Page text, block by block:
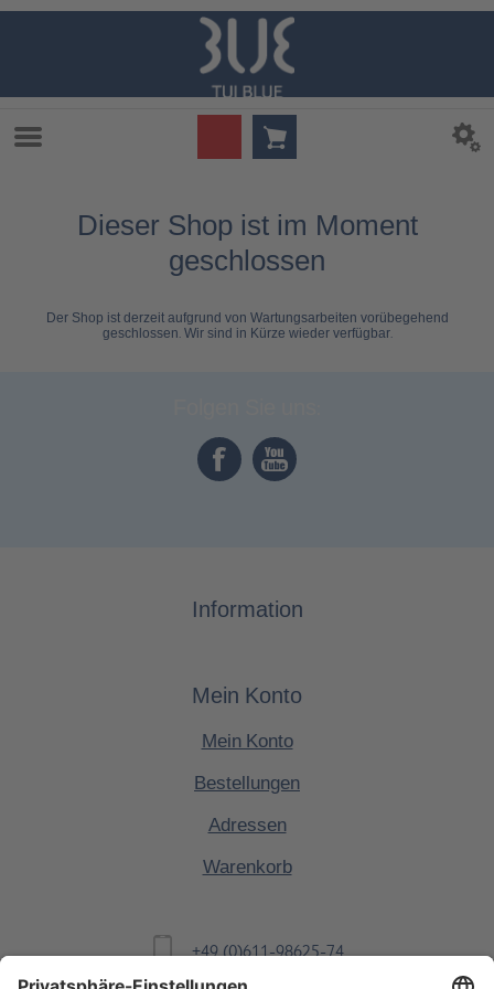
Dieser Shop ist im Moment
geschlossen
Der Shop ist derzeit aufgrund von Wartungsarbeiten vorübegehend
geschlossen. Wir sind in Kürze wieder verfügbar.
Information
Mein Konto
Mein Konto
Bestellungen
Adressen
Warenkorb
+49 (0)611-98625-74